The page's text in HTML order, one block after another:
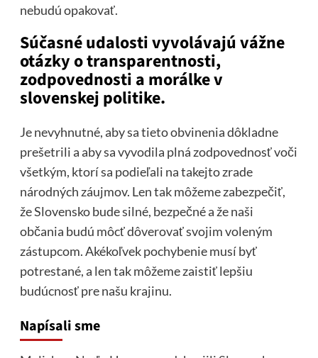
nebudú opakovať.
Súčasné udalosti vyvolávajú vážne
otázky o transparentnosti,
zodpovednosti a morálke v
slovenskej politike.
Je nevyhnutné, aby sa tieto obvinenia dôkladne
prešetrili a aby sa vyvodila plná zodpovednosť voči
všetkým, ktorí sa podieľali na takejto zrade
národných záujmov. Len tak môžeme zabezpečiť,
že Slovensko bude silné, bezpečné a že naši
občania budú môcť dôverovať svojim voleným
zástupcom. Akékoľvek pochybenie musí byť
potrestané, a len tak môžeme zaistiť lepšiu
budúcnosť pre našu krajinu.
Napísali sme